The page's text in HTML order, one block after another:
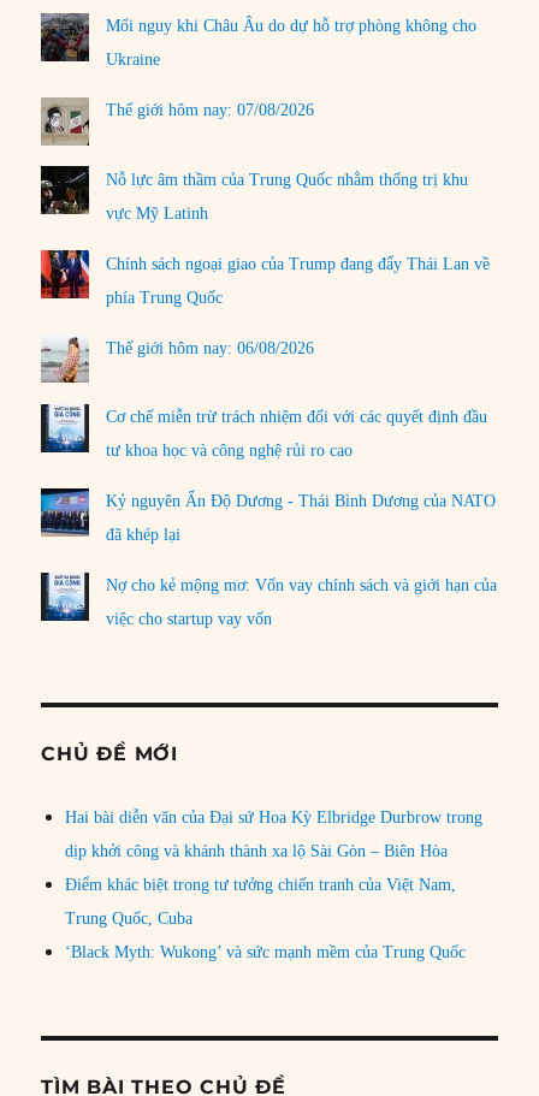
Mối nguy khi Châu Âu do dự hỗ trợ phòng không cho
Ukraine
Thế giới hôm nay: 07/08/2026
Nỗ lực âm thầm của Trung Quốc nhằm thống trị khu
vực Mỹ Latinh
Chính sách ngoại giao của Trump đang đẩy Thái Lan về
phía Trung Quốc
Thế giới hôm nay: 06/08/2026
Cơ chế miễn trừ trách nhiệm đối với các quyết định đầu
tư khoa học và công nghệ rủi ro cao
Kỷ nguyên Ấn Độ Dương - Thái Bình Dương của NATO
đã khép lại
Nợ cho kẻ mộng mơ: Vốn vay chính sách và giới hạn của
việc cho startup vay vốn
CHỦ ĐỀ MỚI
Hai bài diễn văn của Đại sứ Hoa Kỳ Elbridge Durbrow trong
dịp khởi công và khánh thành xa lộ Sài Gòn – Biên Hòa
Điểm khác biệt trong tư tưởng chiến tranh của Việt Nam,
Trung Quốc, Cuba
‘Black Myth: Wukong’ và sức mạnh mềm của Trung Quốc
TÌM BÀI THEO CHỦ ĐỀ